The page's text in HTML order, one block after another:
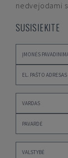
nedvejodami
SUSISIEKITE